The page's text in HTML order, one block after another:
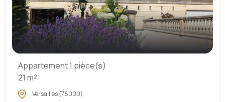
Appartement 1 pièce(s)
21 m²
Versailles (78000)